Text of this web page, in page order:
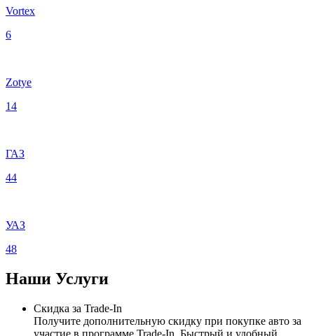
Vortex
6
Zotye
14
ГАЗ
44
УАЗ
48
Наши Услуги
Скидка за Trade-In
Получите дополнительную скидку при покупке авто за
участие в программе Trade-In. Быстрый и удобный